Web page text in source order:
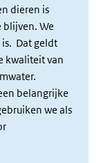
dieren is
blijven. We
Dat geldt
kwaliteit van
belangrijke
we als